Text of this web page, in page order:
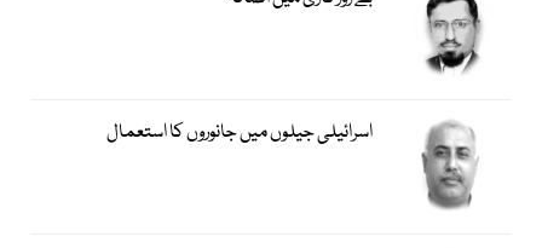
اسرائیلی جیلوں میں جانوروں کا استعمال